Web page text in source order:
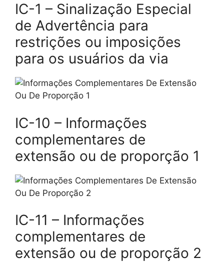
IC-1 – Sinalização Especial
de Advertência para
restrições ou imposições
para os usuários da via
IC-10 – Informações
complementares de
extensão ou de proporção 1
IC-11 – Informações
complementares de
extensão ou de proporção 2